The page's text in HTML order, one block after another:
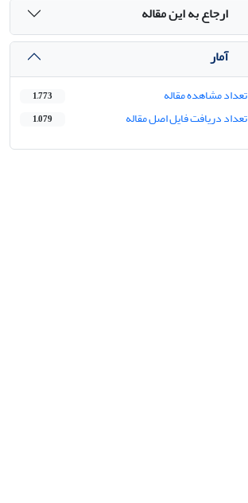
ارجاع به این مقاله
آمار
تعداد مشاهده مقاله 1,773
تعداد دریافت فایل اصل مقاله 1,079